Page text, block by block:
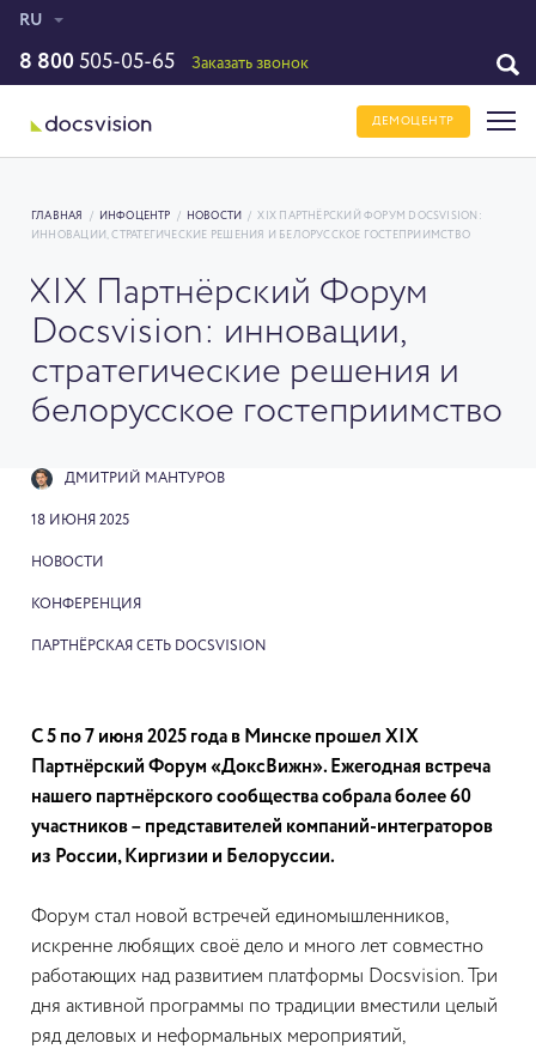
RU
8 800 505-05-65 Заказать звонок
ДЕМОЦЕНТР
ГЛАВНАЯ / ИНФОЦЕНТР / НОВОСТИ /
XIX ПАРТНЁРСКИЙ ФОРУМ DOCSVISION:
ИННОВАЦИИ, СТРАТЕГИЧЕСКИЕ РЕШЕНИЯ И БЕЛОРУССКОЕ ГОСТЕПРИИМСТВО
XIX Партнёрский Форум
Docsvision: инновации,
стратегические решения и
белорусское гостеприимство
ДМИТРИЙ МАНТУРОВ
18 ИЮНЯ 2025
НОВОСТИ
КОНФЕРЕНЦИЯ
ПАРТНЁРСКАЯ СЕТЬ DOCSVISION
С 5 по 7 июня 2025 года в Минске прошел XIX
Партнёрский Форум «ДоксВижн». Ежегодная встреча
нашего партнёрского сообщества собрала более 60
участников – представителей компаний-интеграторов
из России, Киргизии и Белоруссии.
Форум стал новой встречей единомышленников,
искренне любящих своё дело и много лет совместно
работающих над развитием платформы Docsvision. Три
дня активной программы по традиции вместили целый
ряд деловых и неформальных мероприятий,